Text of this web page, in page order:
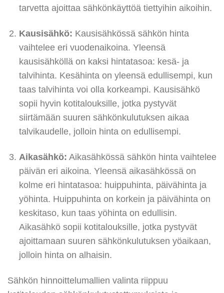
tarvetta ajoittaa sähkönkäyttöä tiettyihin aikoihin.
Kausisähkö: Kausisähkössä sähkön hinta
vaihtelee eri vuodenaikoina. Yleensä
kausisähköllä on kaksi hintatasoa: kesä- ja
talvihinta. Kesähinta on yleensä edullisempi, kun
taas talvihinta voi olla korkeampi. Kausisähkö
sopii hyvin kotitalouksille, jotka pystyvät
siirtämään suuren sähkönkulutuksen aikaa
talvikaudelle, jolloin hinta on edullisempi.
Aikasähkö: Aikasähkössä sähkön hinta vaihtelee
päivän eri aikoina. Yleensä aikasähkössä on
kolme eri hintatasoa: huippuhinta, päivähinta ja
yöhinta. Huippuhinta on korkein ja päivähinta on
keskitaso, kun taas yöhinta on edullisin.
Aikasähkö sopii kotitalouksille, jotka pystyvät
ajoittamaan suuren sähkönkulutuksen yöaikaan,
jolloin hinta on alhaisin.
Sähkön hinnoittelumallien valinta riippuu